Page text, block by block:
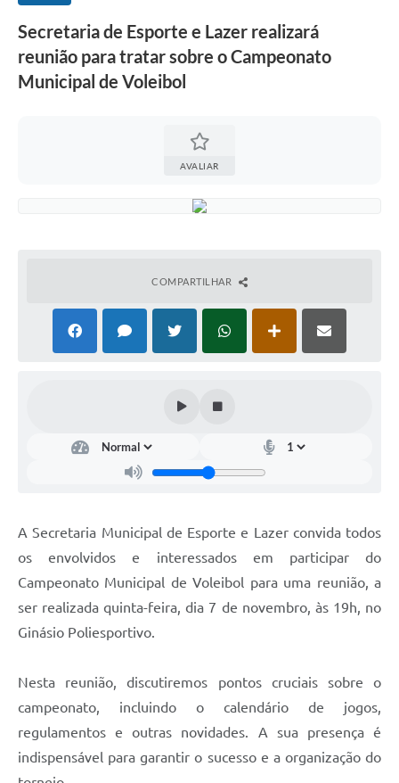
Contato
TCE/RS
Certidão Negativa
Modelos de Requerimentos
Relatórios Anuais – Ouvidoria
Galeria de Fotos
Notícias
Arquivos para Download
Audiências Públicas
Contratos
Secretaria de Esporte e Lazer realizará
reunião para tratar sobre o Campeonato
Municipal de Voleibol
AVALIAR
COMPARTILHAR
A Secretaria Municipal de Esporte e Lazer convida todos
os envolvidos e interessados em participar do
Campeonato Municipal de Voleibol para uma reunião, a
ser realizada quinta-feira, dia 7 de novembro, às 19h, no
Ginásio Poliesportivo.
Nesta reunião, discutiremos pontos cruciais sobre o
campeonato, incluindo o calendário de jogos,
regulamentos e outras novidades. A sua presença é
indispensável para garantir o sucesso e a organização do